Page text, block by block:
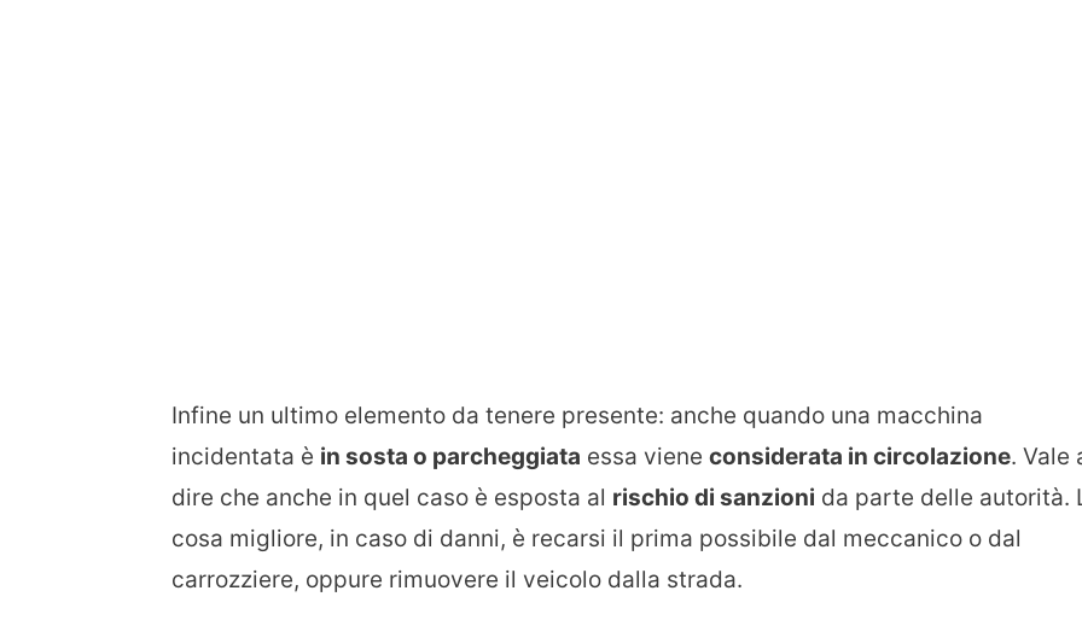
Infine un ultimo elemento da tenere presente: anche quando una macchina
incidentata è in sosta o parcheggiata essa viene considerata in circolazione. Vale
dire che anche in quel caso è esposta al rischio di sanzioni da parte delle autorità.
cosa migliore, in caso di danni, è recarsi il prima possibile dal meccanico o dal
carrozziere, oppure rimuovere il veicolo dalla strada.